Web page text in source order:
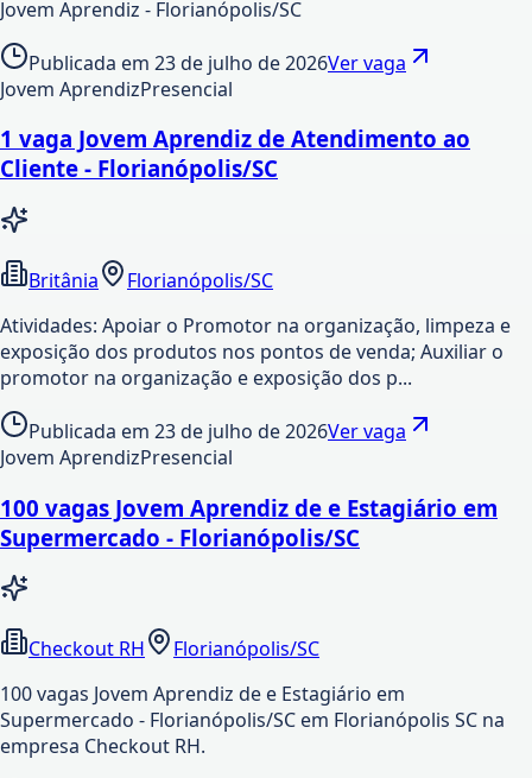
Jovem Aprendiz - Florianópolis/SC
Publicada em 23 de julho de 2026Ver vaga
Jovem AprendizPresencial
1 vaga Jovem Aprendiz de Atendimento ao
Cliente - Florianópolis/SC
Britânia
Florianópolis/SC
Atividades: Apoiar o Promotor na organização, limpeza e
exposição dos produtos nos pontos de venda; Auxiliar o
promotor na organização e exposição dos p...
Publicada em 23 de julho de 2026Ver vaga
Jovem AprendizPresencial
100 vagas Jovem Aprendiz de e Estagiário em
Supermercado - Florianópolis/SC
Checkout RH
Florianópolis/SC
100 vagas Jovem Aprendiz de e Estagiário em
Supermercado - Florianópolis/SC em Florianópolis SC na
empresa Checkout RH.